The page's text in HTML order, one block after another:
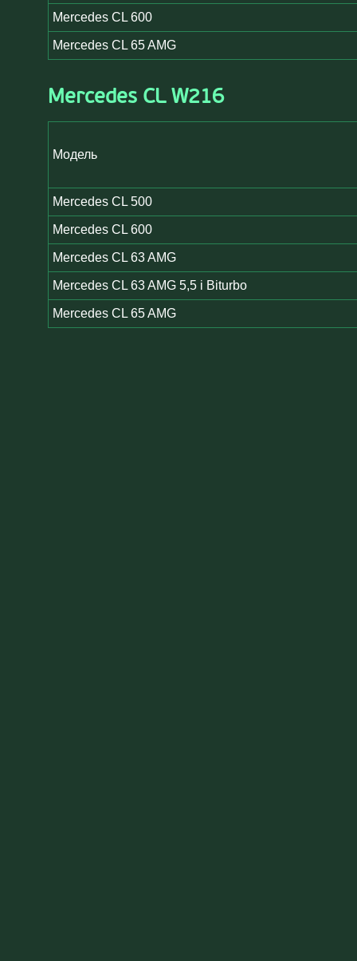
Mercedes CL 600
Mercedes CL 65 AMG
Mercedes CL W216
Модель
Mercedes CL 500
Mercedes CL 600
Mercedes CL 63 AMG
Mercedes CL 63 AMG 5,5 i Biturbo
Mercedes CL 65 AMG